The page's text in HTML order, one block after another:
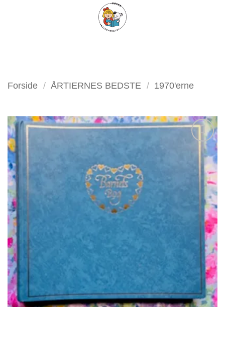
FILTER
Forside / ÅRTIERNES BEDSTE / 1970'erne
Tilføj
som
favorit